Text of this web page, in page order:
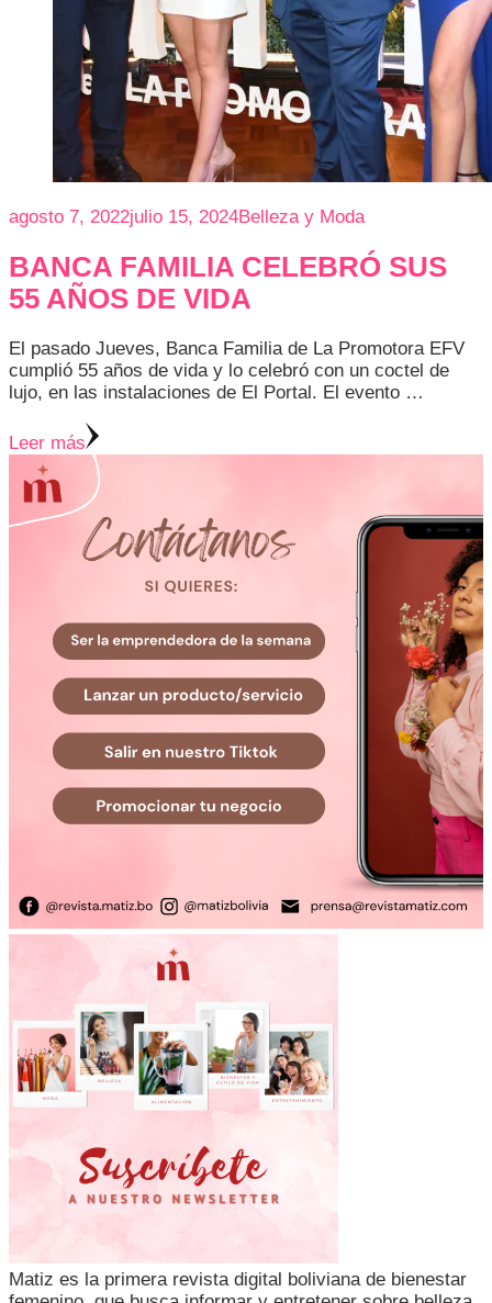
agosto 7, 2022julio 15, 2024Belleza y Moda
BANCA FAMILIA CELEBRÓ SUS
55 AÑOS DE VIDA
El pasado Jueves, Banca Familia de La Promotora EFV
cumplió 55 años de vida y lo celebró con un coctel de
lujo, en las instalaciones de El Portal. El evento …
Leer más
Matiz es la primera revista digital boliviana de bienestar